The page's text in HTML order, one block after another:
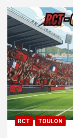
RCT TOULON